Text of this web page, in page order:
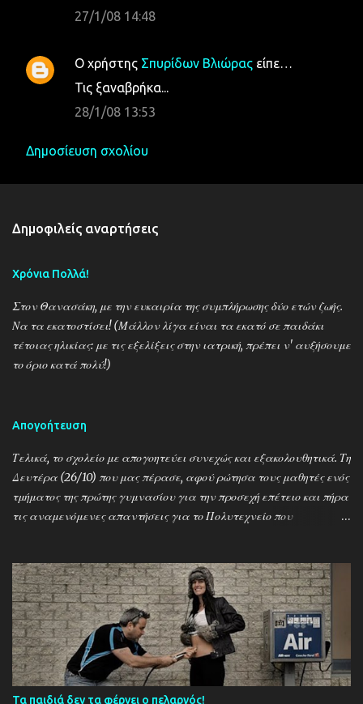
α
27/1/08 14:48
Ο χρήστης Σπυρίδων Βλιώρας είπε…
Τις ξαναβρήκα...
28/1/08 13:53
Δημοσίευση σχολίου
Δημοφιλείς αναρτήσεις
Χρόνια Πολλά!
Στον Θανασάκη, με την ευκαιρία της συμπλήρωσης δύο ετών ζωής.
Να τα εκατοστίσει! (Μάλλον λίγα είναι τα εκατό σε παιδάκι
τέτοιας ηλικίας: με τις εξελίξεις στην ιατρική, πρέπει ν' αυξήσουμε
το όριο κατά πολύ!)
Απογοήτευση
Τελικά, το σχολείο με απογοητεύει συνεχώς και εξακολουθητικά. Τη
Δευτέρα (26/10) που μας πέρασε, αφού ρώτησα τους μαθητές ενός
τμήματος της πρώτης γυμνασίου για την προσεχή επέτειο και πήρα
τις αναμενόμενες απαντήσεις για το Πολυτεχνείο που
που είχαμε και σύντομα και περιεκτικά τούς μίλησα για τον 2ο
Παγκόσμιο, τον Εμμανουέλε Γκράτσι, τον Μεταξά, το «Alors, c'est
la guerre!» (…) την εαρινή επίθεση, την Κατοχή (στην Ελλάδα και
ειδικά στην Καλαμπάκα), την πυρπόληση της πόλης μας, την
απελευθέρωση, τον εμφύλιο. Τα γράψαμε στον πίνακα, τα
εξηγήσαμε, ρωτούσαν, απαντούσα κ.λπ. Την άλλη μέρα, στην
σχετική σχολική γιορτή, άκουσαν για τα γεγονότα, είδαν βίντεο
Τα παιδιά δεν τα φέρνει ο πελαργός!